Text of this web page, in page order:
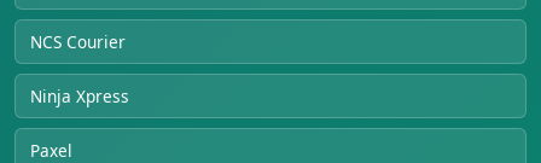
NCS Courier
Ninja Xpress
Paxel